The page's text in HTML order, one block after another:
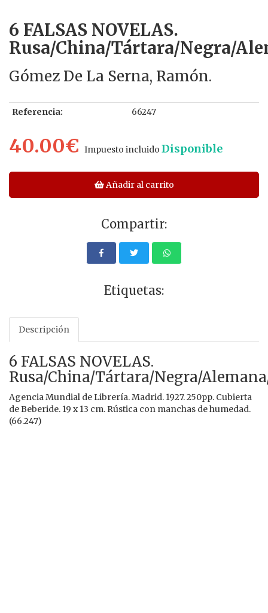
6 FALSAS NOVELAS.
Rusa/China/Tártara/Negra/
Gómez De La Serna, Ramón.
Referencia: 66247
40.00€ Impuesto incluido Disponible
Añadir al carrito
Compartir:
Etiquetas:
Descripción
6 FALSAS NOVELAS.
Rusa/China/Tártara/Negra/
Agencia Mundial de Librería. Madrid. 1927. 250pp. Cubierta
de Beberide. 19 x 13 cm. Rústica con manchas de humedad.
(66.247)